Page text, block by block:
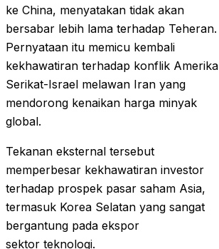
ke China, menyatakan tidak akan
bersabar lebih lama terhadap Teheran.
Pernyataan itu memicu kembali
kekhawatiran terhadap konflik Amerika
Serikat-Israel melawan Iran yang
mendorong kenaikan harga minyak
global.
Tekanan eksternal tersebut
memperbesar kekhawatiran investor
terhadap prospek pasar saham Asia,
termasuk Korea Selatan yang sangat
bergantung pada ekspor
sektor teknologi.